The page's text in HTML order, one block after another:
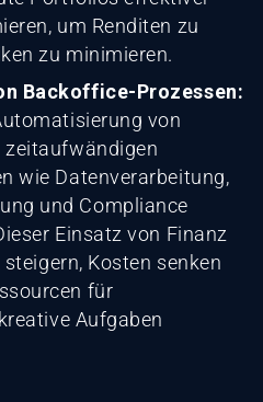
um Renditen zu
zu minimieren.
Backoffice-Prozessen:
von
wie Datenverarbeitung,
und Compliance
Einsatz von Finanz
Kosten senken
für
Aufgaben